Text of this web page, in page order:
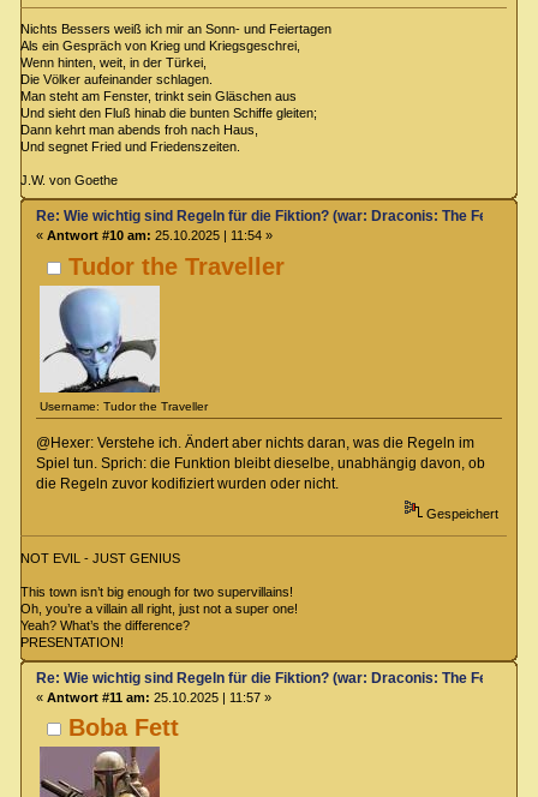
Nichts Bessers weiß ich mir an Sonn- und Feiertagen
Als ein Gespräch von Krieg und Kriegsgeschrei,
Wenn hinten, weit, in der Türkei,
Die Völker aufeinander schlagen.
Man steht am Fenster, trinkt sein Gläschen aus
Und sieht den Fluß hinab die bunten Schiffe gleiten;
Dann kehrt man abends froh nach Haus,
Und segnet Fried und Friedenszeiten.
J.W. von Goethe
Tudor the Traveller
Username: Tudor the Traveller
Re: Wie wichtig sind Regeln für die Fiktion? (war: Draconis: The Feel-
« Antwort #10 am: 25.10.2025 | 11:54 »
@Hexer: Verstehe ich. Ändert aber nichts daran, was die Regeln im
Spiel tun. Sprich: die Funktion bleibt dieselbe, unabhängig davon, ob
die Regeln zuvor kodifiziert wurden oder nicht.
Gespeichert
NOT EVIL - JUST GENIUS
This town isn’t big enough for two supervillains!
Oh, you’re a villain all right, just not a super one!
Yeah? What’s the difference?
PRESENTATION!
Boba Fett
Re: Wie wichtig sind Regeln für die Fiktion? (war: Draconis: The Feel-
« Antwort #11 am: 25.10.2025 | 11:57 »